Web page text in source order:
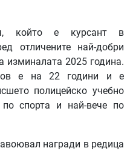
който е курсант в
отличените най-добри
изминалата 2025 година.
е на 22 години и е
полицейско учебно
спорта и най-вече по
награди в редица